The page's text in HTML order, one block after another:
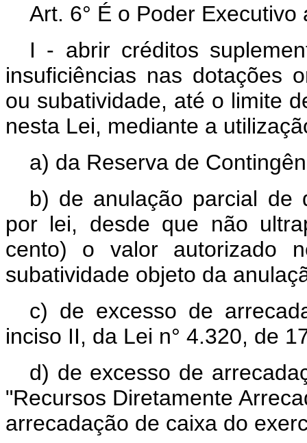
Art. 6° É o Poder Executivo
I - abrir créditos
insuficiências nas dotações
ou subatividade, até o limite
nesta Lei, mediante a
a) da Reserva de
b) de anulação parcial de
por lei, desde que não
cento) o valor autorizado
subatividade objeto da
c) de excesso de
inciso II, da Lei n° 4.320, de
d) de excesso de
"Recursos Diretamente
arrecadação de caixa do